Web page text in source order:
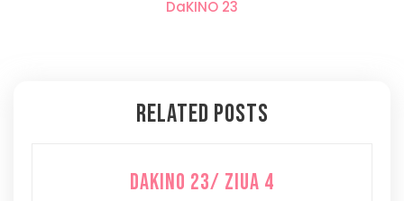
DaKINO 23
Related Posts
DaKINO 23/ ziua 4